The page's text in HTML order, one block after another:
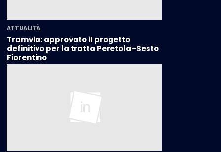
ATTUALITÀ
Tramvia: approvato il progetto
definitivo per la tratta Peretola–Sesto
Fiorentino